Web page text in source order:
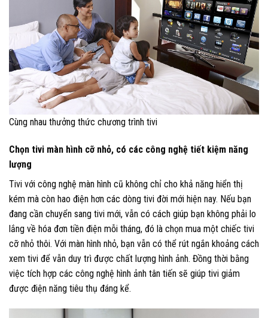
Cùng nhau thưởng thức chương trình tivi
Chọn tivi màn hình cỡ nhỏ, có các công nghệ tiết kiệm năng
lượng
Tivi với công nghệ màn hình cũ không chỉ cho khả năng hiển thị
kém mà còn hao điện hơn các dòng tivi đời mới hiện nay. Nếu bạn
đang cần chuyển sang tivi mới, vẫn có cách giúp bạn không phải lo
lắng về hóa đơn tiền điện mỗi tháng, đó là chọn mua một chiếc tivi
cỡ nhỏ thôi. Với màn hình nhỏ, bạn vẫn có thể rút ngắn khoảng cách
xem tivi để vẫn duy trì được chất lượng hình ảnh. Đồng thời bằng
việc tích hợp các công nghệ hình ảnh tân tiến sẽ giúp tivi giảm
được điện năng tiêu thụ đáng kể.